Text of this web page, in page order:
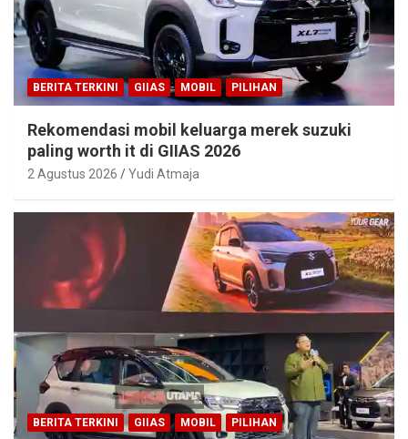
BERITA TERKINI GIIAS MOBIL PILIHAN
Rekomendasi mobil keluarga merek suzuki
paling worth it di GIIAS 2026
2 Agustus 2026 Yudi Atmaja
BERITA TERKINI GIIAS MOBIL PILIHAN